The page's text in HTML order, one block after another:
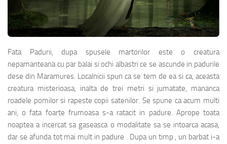
Fata Padurii, dupa spusele martorilor este o creatura
nepamanteana cu par balai si ochi albastri ce se ascunde in padurile
dese din Maramures. Localnicii spun ca se tem de ea si ca, aceasta
creatura misterioasa, inalta de trei metri si jumatate, mananca
roadele pomilor si rapeste copii satenilor. Se spune ca acum multi
ani, o fata foarte frumoasa s-a ratacit in padure. Aprope toata
noaptea a incercat sa gaseasca o modalitate sa se intoarca acasa,
dar se afunda tot mai mult in padure . Dupa un timp , un barbat i-a